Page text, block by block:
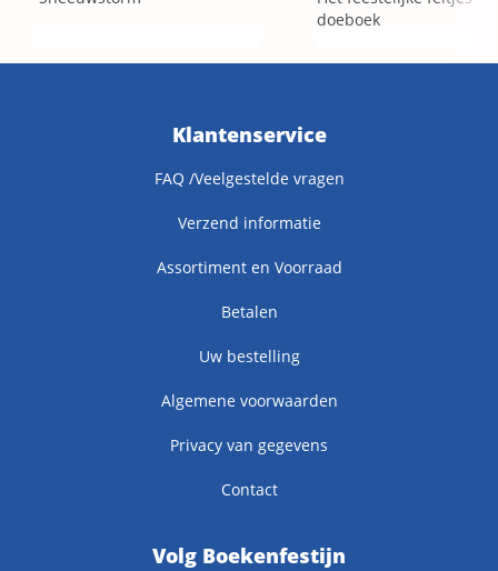
doeboek
Klantenservice
FAQ /Veelgestelde vragen
Verzend informatie
Assortiment en Voorraad
Betalen
Uw bestelling
Algemene voorwaarden
Privacy van gegevens
Contact
Volg Boekenfestijn